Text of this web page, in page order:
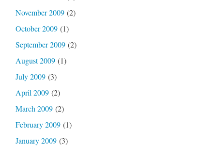
November 2009(2)
October 2009(1)
September 2009(2)
August 2009(1)
July 2009(3)
April 2009(2)
March 2009(2)
February 2009(1)
January 2009(3)